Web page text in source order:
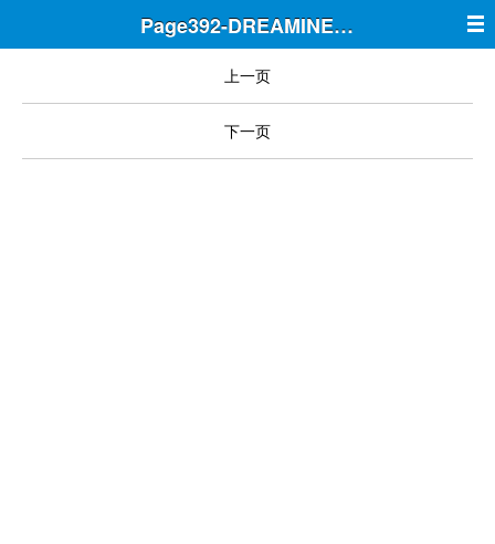
Page392-DREAMINE筑梦
上一页
下一页